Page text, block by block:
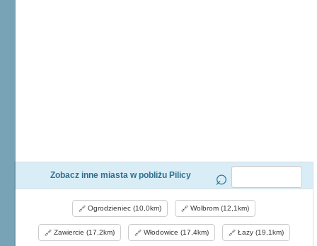
Zobacz inne miasta w pobliżu Pilicy
Ogrodzieniec (10,0km) Wolbrom (12,1km)
Zawiercie (17,2km) Włodowice (17,4km) Łazy (19,1km)